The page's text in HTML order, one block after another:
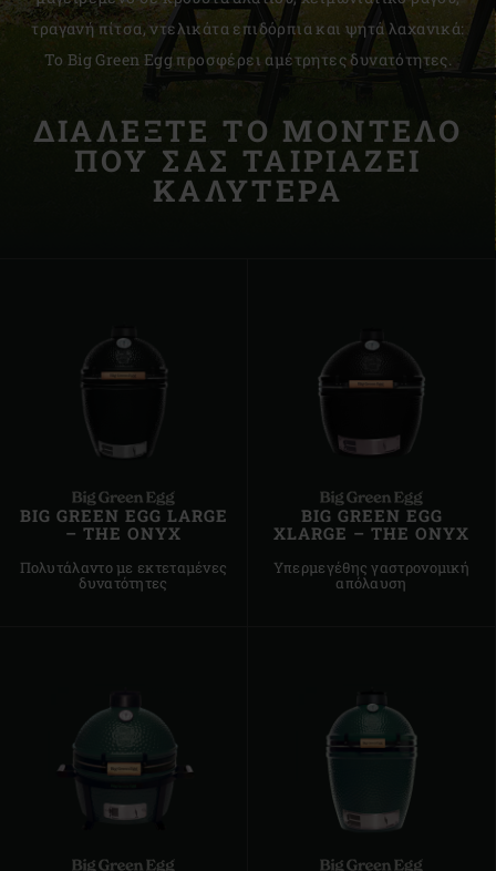
τραγανή πίτσα, ντελικάτα επιδόρπια και ψητά λαχανικά:
Το Big Green Egg προσφέρει αμέτρητες δυνατότητες.
ΔΙΑΛΈΞΤΕ ΤΟ ΜΟΝΤΈΛΟ
ΠΟΥ ΣΑΣ ΤΑΙΡΙΆΖΕΙ
ΚΑΛΎΤΕΡΑ
BIG GREEN EGG LARGE
– THE ONYX
Πολυτάλαντο με εκτεταμένες
δυνατότητες
BIG GREEN EGG
XLARGE – THE ONYX
Υπερμεγέθης γαστρονομική
απόλαυση